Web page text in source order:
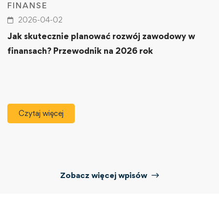
FINANSE
2026-04-02
Jak skutecznie planować rozwój zawodowy w
finansach? Przewodnik na 2026 rok
Czytaj więcej
Zobacz więcej wpisów